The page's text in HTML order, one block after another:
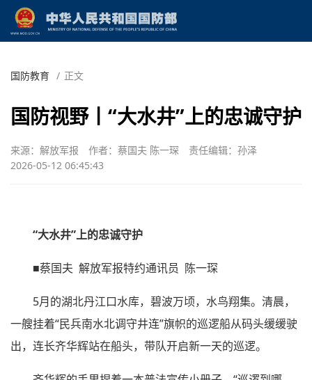
国防教育 / 正文
国防视野丨“大水井”上的忠诚守护
来源：解放军报 作者：蔡国夫 陈一琛
责任编辑：孙泽
2026-05-12 06:45:43
“大水井”上的忠诚守护
■蔡国夫 解放军报特约通讯员 陈一琛
5月的湖北丹江口水库，碧波万顷，水鸟翔集。清晨，
一艘挂着“民兵南水北调守井连”旗帜的巡逻船从码头缓缓驶
出，连长齐华辉站在船头，带队开启新一天的巡逻。